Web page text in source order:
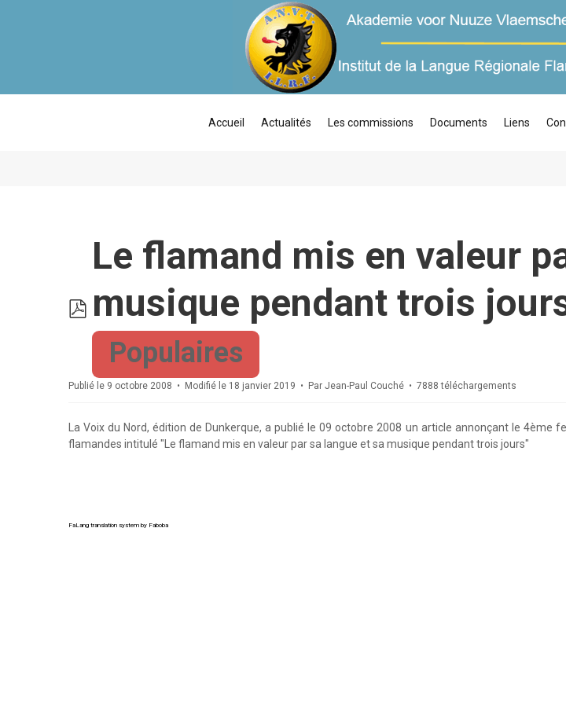
Accueil Actualités Les commissions Documents Liens
pdf
Le flamand mis en valeur
musique pendant trois
Populaires
Publié le 9 octobre 2008 Modifié le 18 janvier 2019 Par Jean-Paul Couché 7888 téléchargements
La Voix du Nord, édition de Dunkerque, a publié le 09 octobre 2008 un article annonçant le 4ème
flamandes intitulé "Le flamand mis en valeur par sa langue et sa musique pendant trois jours"
FaLang translation system by Faboba